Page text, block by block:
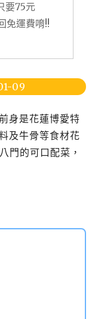
要75元
免運費唷!!
09
身是花蓮博愛特
及牛骨等食材花
門的可口配菜，